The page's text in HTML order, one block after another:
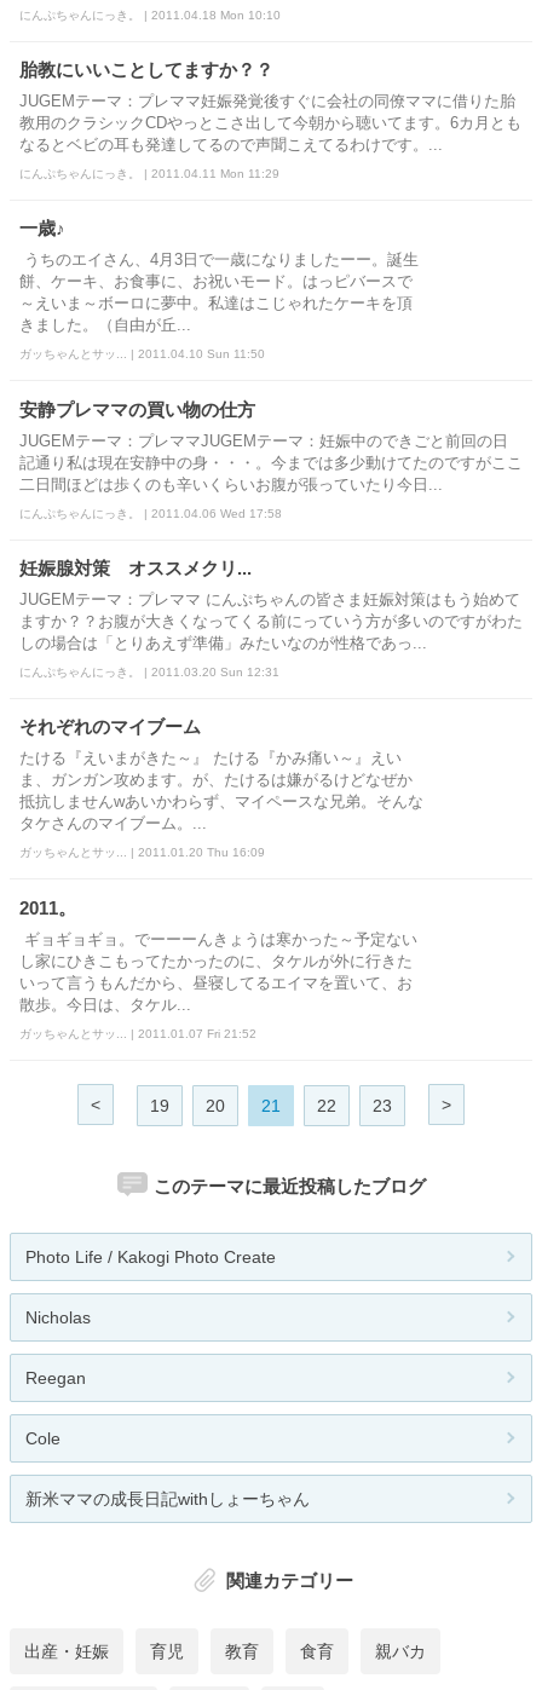
にんぷちゃんにっき。 | 2011.04.18 Mon 10:10
胎教にいいことしてますか？？
JUGEMテーマ：プレママ妊娠発覚後すぐに会社の同僚ママに借りた胎
教用のクラシックCDやっとこさ出して今朝から聴いてます。6カ月とも
なるとベビの耳も発達してるので声聞こえてるわけです。...
にんぷちゃんにっき。 | 2011.04.11 Mon 11:29
一歳♪
うちのエイさん、4月3日で一歳になりましたーー。誕生
餅、ケーキ、お食事に、お祝いモード。はっピバースで
～えいま～ボーロに夢中。私達はこじゃれたケーキを頂
きました。（自由が丘...
ガッちゃんとサッ... | 2011.04.10 Sun 11:50
安静プレママの買い物の仕方
JUGEMテーマ：プレママJUGEMテーマ：妊娠中のできごと前回の日
記通り私は現在安静中の身・・・。今までは多少動けてたのですがここ
二日間ほどは歩くのも辛いくらいお腹が張っていたり今日...
にんぷちゃんにっき。 | 2011.04.06 Wed 17:58
妊娠腺対策 オススメクリ...
JUGEMテーマ：プレママ にんぷちゃんの皆さま妊娠対策はもう始めて
ますか？？お腹が大きくなってくる前にっていう方が多いのですがわた
しの場合は「とりあえず準備」みたいなのが性格であっ...
にんぷちゃんにっき。 | 2011.03.20 Sun 12:31
それぞれのマイブーム
たける『えいまがきた～』 たける『かみ痛い～』えい
ま、ガンガン攻めます。が、たけるは嫌がるけどなぜか
抵抗しませんwあいかわらず、マイペースな兄弟。そんな
タケさんのマイブーム。...
ガッちゃんとサッ... | 2011.01.20 Thu 16:09
2011。
ギョギョギョ。でーーーんきょうは寒かった～予定ない
し家にひきこもってたかったのに、タケルが外に行きた
いって言うもんだから、昼寝してるエイマを置いて、お
散歩。今日は、タケル...
ガッちゃんとサッ... | 2011.01.07 Fri 21:52
< 19 20 21 22 23 >
このテーマに最近投稿したブログ
Photo Life / Kakogi Photo Create
Nicholas
Reegan
Cole
新米ママの成長日記withしょーちゃん
関連カテゴリー
出産・妊娠 育児 教育 食育 親バカ